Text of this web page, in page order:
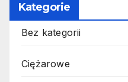
Kategorie
Bez kategorii
Ciężarowe